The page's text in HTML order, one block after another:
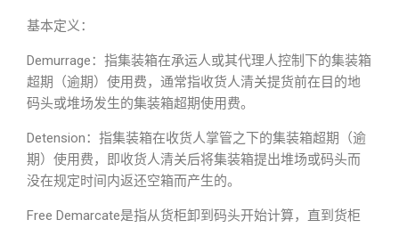
基本定义：
Demurrage：指集装箱在承运人或其代理人控制下的集装箱
超期（逾期）使用费，通常指收货人清关提货前在目的地
码头或堆场发生的集装箱超期使用费。
Detension：指集装箱在收货人掌管之下的集装箱超期（逾
期）使用费，即收货人清关后将集装箱提出堆场或码头而
没在规定时间内返还空箱而产生的。
Free Demarcate是指从货柜卸到码头开始计算，直到货柜